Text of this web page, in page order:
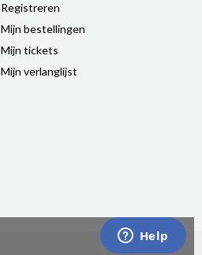
Registreren
Mijn bestellingen
Mijn tickets
Mijn verlanglijst